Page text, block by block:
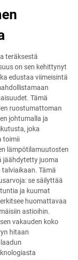
teräksestä
on sen kehittynyt
edustaa viimeisintä
Tämä
ruostumattoman
johtumalla ja
joka
toimii
lämpötilamuutosten
jäähdytetty juoma
Tämä
se säilyttää
ja kuumat
huomattavaa
astioihin.
vakauden koko
hitaan